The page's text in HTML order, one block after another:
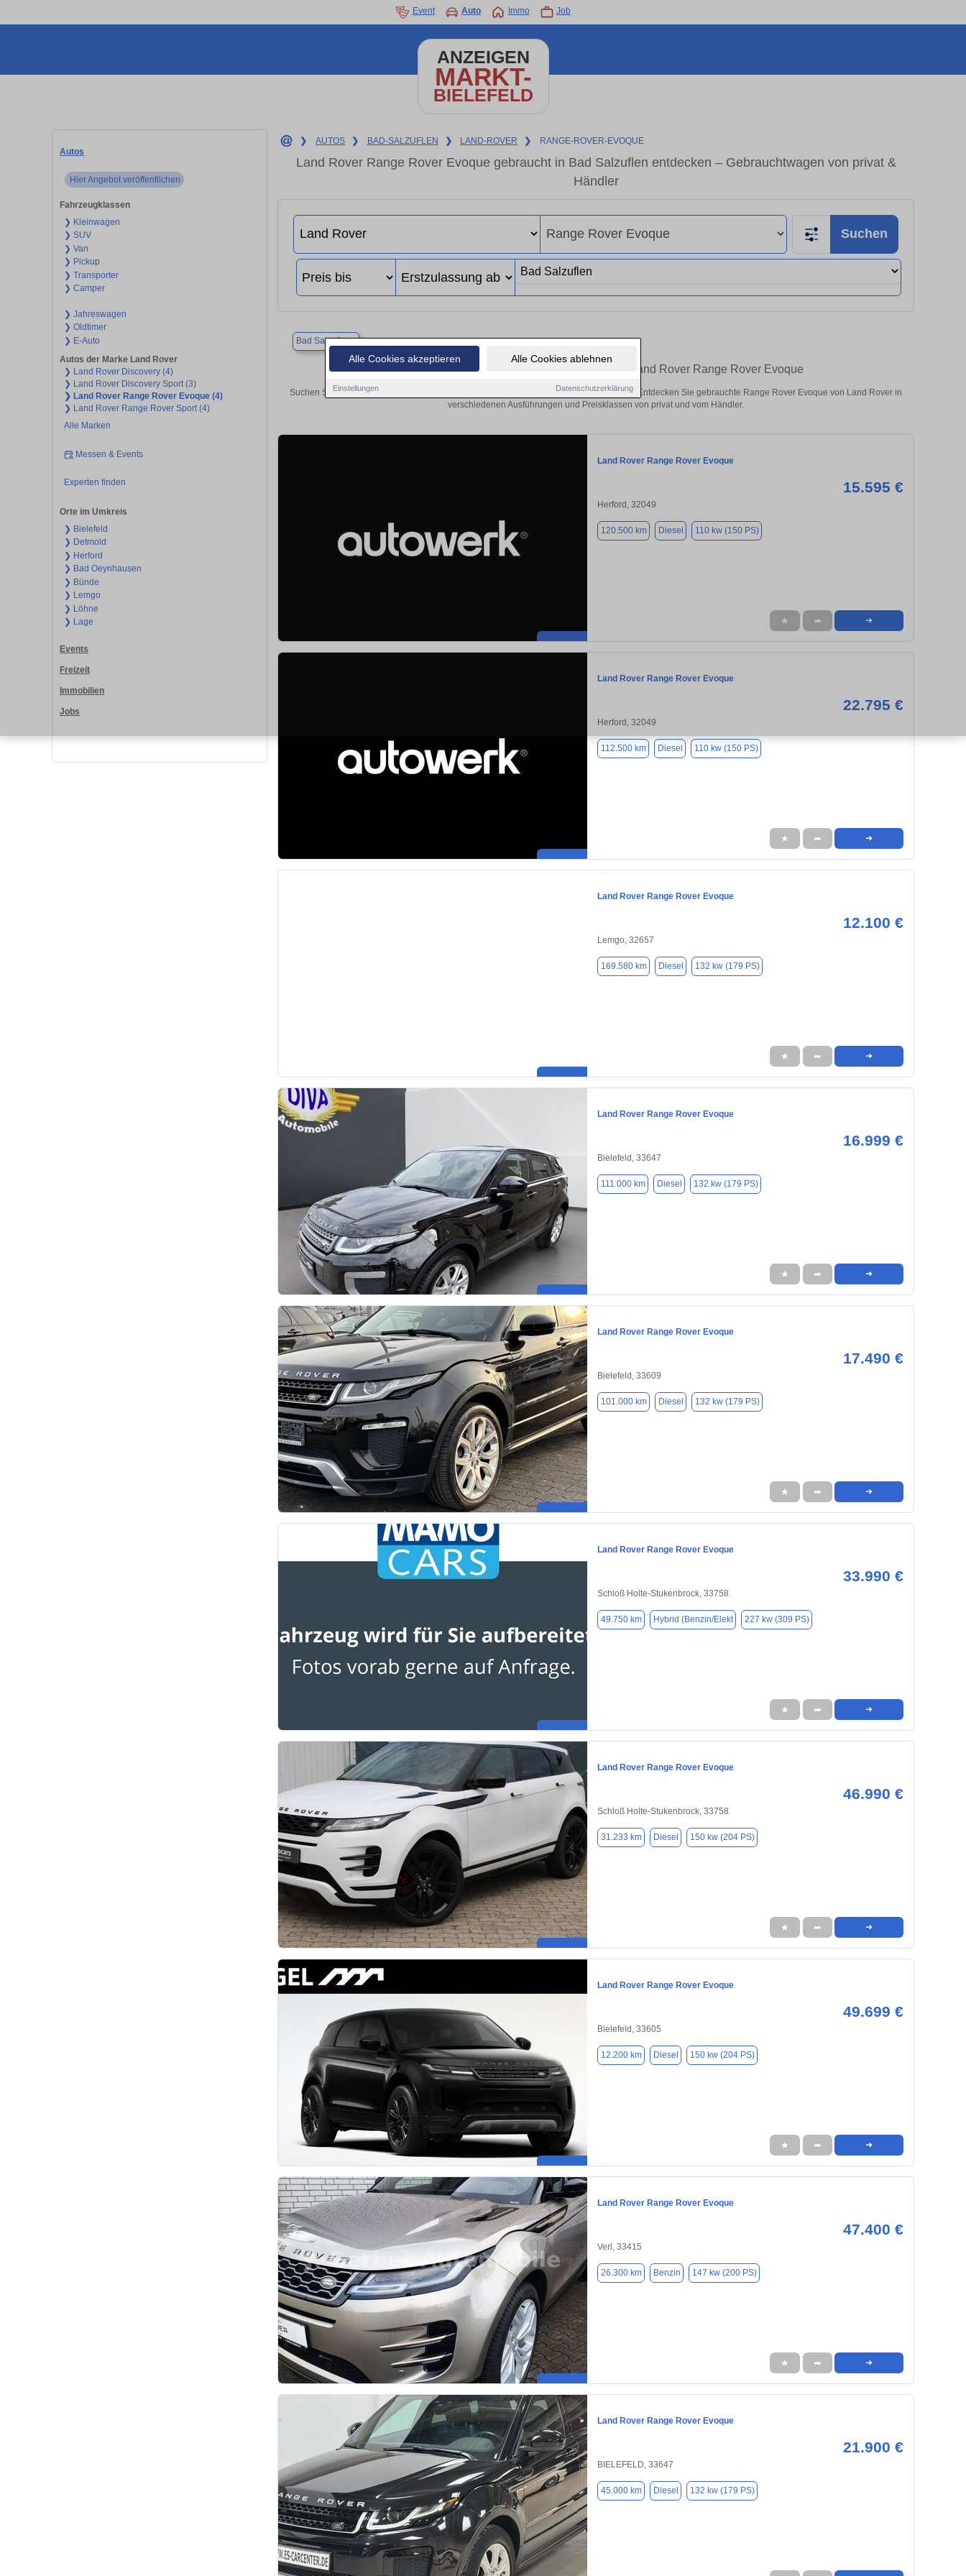
Alle Cookies akzeptieren Alle Cookies ablehnen
Einstellungen Datenschutzerklärung
Event Auto Immo Job
ANZEIGEN
MARKT-
BIELEFELD
Autos
Hier Angebot veröffentlichen
Fahrzeugklassen
❯ Kleinwagen
❯ SUV
❯ Van
❯ Pickup
❯ Transporter
❯ Camper
❯ Jahreswagen
❯ Oldtimer
❯ E-Auto
Autos der Marke Land Rover
❯ Land Rover Discovery (4)
❯ Land Rover Discovery Sport (3)
❯ Land Rover Range Rover Evoque (4)
❯ Land Rover Range Rover Sport (4)
Alle Marken
Messen & Events
Experten finden
Orte im Umkreis
❯ Bielefeld
❯ Detmold
❯ Herford
❯ Bad Oeynhausen
❯ Bünde
❯ Lemgo
❯ Löhne
❯ Lage
Events
Freizeit
Immobilien
Jobs
❯ AUTOS ❯ BAD-SALZUFLEN ❯ LAND-ROVER ❯ RANGE-ROVER-EVOQUE
Land Rover Range Rover Evoque gebraucht in Bad Salzuflen entdecken – Gebrauchtwagen von privat &
Händler
Suchen
Bad Salzuflen×
Finden Sie in Bad Salzuflen Ihren gebrauchten Land Rover Range Rover Evoque
Suchen Sie in Bad Salzuflen einen Land Rover Range Rover Evoque Gebrauchtwagen? Entdecken Sie gebrauchte Range Rover Evoque von Land Rover in
verschiedenen Ausführungen und Preisklassen von privat und vom Händler.
Land Rover Range Rover Evoque
15.595 €
Herford, 32049
120.500 km Diesel 110 kw (150 PS)
★ ➦ ➜
Land Rover Range Rover Evoque
22.795 €
Herford, 32049
112.500 km Diesel 110 kw (150 PS)
★ ➦ ➜
Land Rover Range Rover Evoque
12.100 €
Lemgo, 32657
169.580 km Diesel 132 kw (179 PS)
★ ➦ ➜
Land Rover Range Rover Evoque
16.999 €
Bielefeld, 33647
111.000 km Diesel 132 kw (179 PS)
★ ➦ ➜
Land Rover Range Rover Evoque
17.490 €
Bielefeld, 33609
101.000 km Diesel 132 kw (179 PS)
★ ➦ ➜
Land Rover Range Rover Evoque
33.990 €
Schloß Holte-Stukenbrock, 33758
49.750 km Hybrid (Benzin/Elekt 227 kw (309 PS)
★ ➦ ➜
Land Rover Range Rover Evoque
46.990 €
Schloß Holte-Stukenbrock, 33758
31.233 km Diesel 150 kw (204 PS)
★ ➦ ➜
Land Rover Range Rover Evoque
49.699 €
Bielefeld, 33605
12.200 km Diesel 150 kw (204 PS)
★ ➦ ➜
Land Rover Range Rover Evoque
47.400 €
Verl, 33415
26.300 km Benzin 147 kw (200 PS)
★ ➦ ➜
Land Rover Range Rover Evoque
21.900 €
BIELEFELD, 33647
45.000 km Diesel 132 kw (179 PS)